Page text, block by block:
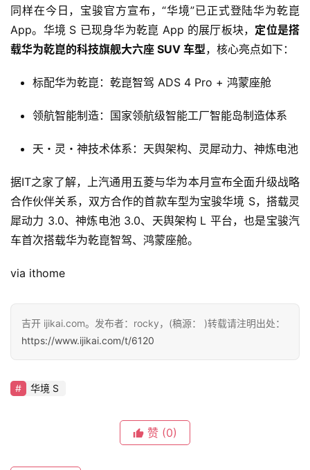
首
页
时
代
新
同样在今日，宝骏官方宣布，“华境”已正式登陆华为乾崑
App。华境 S 已现身华为乾崑 App 的展厅板块， 定位是搭
载华为乾崑的科技旗舰大六座 SUV 车型，核心亮点如下：
标配华为乾崑：乾崑智驾 ADS 4 Pro + 鸿蒙座舱
领航智能制造：国家领航级智能工厂智能岛制造体系
天・灵・神技术体系：天舆架构、灵犀动力、神炼电池
据IT之家了解，上汽通用五菱与华为本月宣布全面升级战略
合作伙伴关系，双方合作的首款车型为宝骏华境 S，搭载灵
犀动力 3.0、神炼电池 3.0、天舆架构 L 平台，也是宝骏汽
车首次搭载华为乾崑智驾、鸿蒙座舱。
via ithome
吉开 ijikai.com。发布者：rocky，(稿源： )转载请注明出处：
https://www.ijikai.com/t/6120
华境 S
赞 (0)